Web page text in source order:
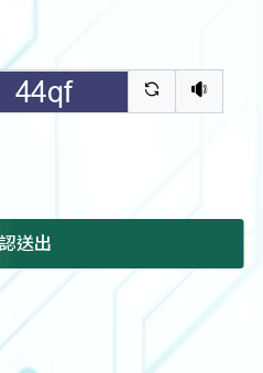
驗證碼重新
聽語
送出